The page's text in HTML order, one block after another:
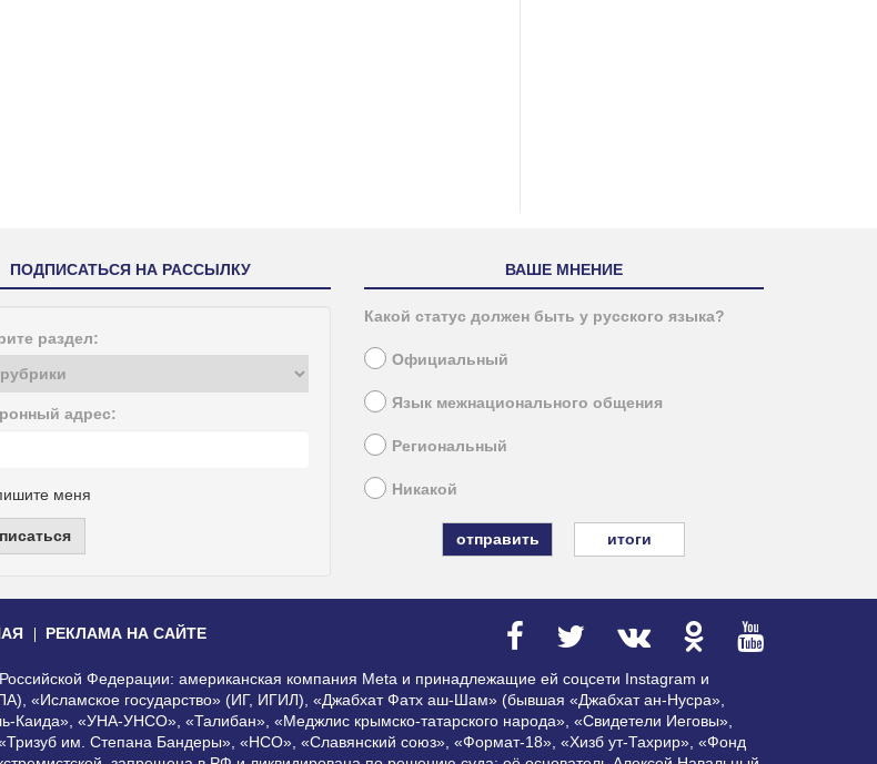
ПОДПИСАТЬСЯ НА РАССЫЛКУ
раздел:
адрес:
меня
ВАШЕ МНЕНИЕ
Какой статус должен быть у русского языка?
Официальный
Язык межнационального общения
Региональный
Никакой
итоги
РЕКЛАМА НА САЙТЕ
Федерации: американская компания Meta и принадлежащие ей соцсети Instagram и
«Исламское государство» (ИГ, ИГИЛ), «Джабхат Фатх аш-Шам» (бывшая «Джабхат ан-Нусра»,
«УНА-УНСО», «Талибан», «Меджлис крымско-татарского народа», «Свидетели Иеговы»,
«Тризуб им. Степана Бандеры», «НСО», «Славянский союз», «Формат-18», «Хизб ут-Тахрир», «Фонд